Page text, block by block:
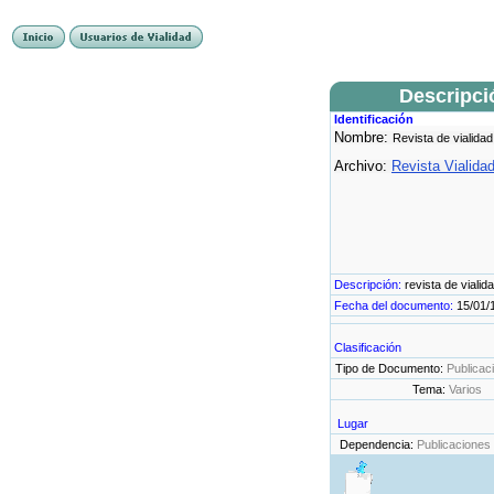
Identificación
Nombre: Revista de
Archivo: Revista
Descripción: revista de
Fecha del documento: 15/01/
Clasificación
Tipo de Documento:
Tema: Varios
Lugar
Dependencia: Publicaciones